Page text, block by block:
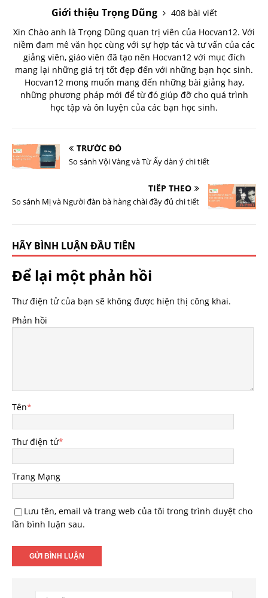
Giới thiệu Trọng Dũng
408 bài viết
Xin Chào anh là Trọng Dũng quan trị viên của Hocvan12. Với
niềm đam mê văn học cùng với sự hợp tác và tư vấn của các
giảng viên, giáo viên đã tạo nên Hocvan12 với mục đích
mang lại những giá trị tốt đẹp đến với những bạn học sinh.
Hocvan12 mong muốn mang đến những bài giảng hay,
những phương pháp mới để từ đó giúp đỡ cho quá trình
học tập và ôn luyện của các bạn học sinh.
TRƯỚC ĐÓ
So sánh Vội Vàng và Từ Ấy dàn ý chi tiết
TIẾP THEO
So sánh Mị và Người đàn bà hàng chài đầy đủ chi tiết
HÃY BÌNH LUẬN ĐẦU TIÊN
Để lại một phản hồi
Thư điện tử của bạn sẽ không được hiện thị công khai.
Phản hồi
Tên*
Thư điện tử*
Trang Mạng
Lưu tên, email và trang web của tôi trong trình duyệt cho
lần bình luận sau.